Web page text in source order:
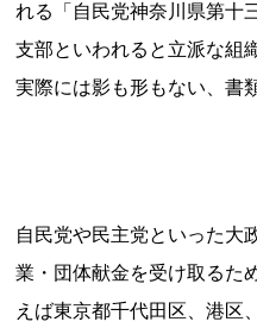
れる「自民党神奈川県第十
支部といわれると立派な組
実際には影も形もない、書
自民党や民主党といった大
業・団体献金を受け取るた
えば東京都千代田区、港区